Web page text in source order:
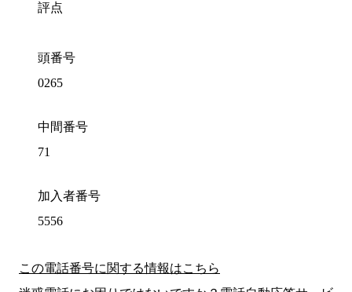
評点
頭番号
0265
中間番号
71
加入者番号
5556
この電話番号に関する情報はこちら